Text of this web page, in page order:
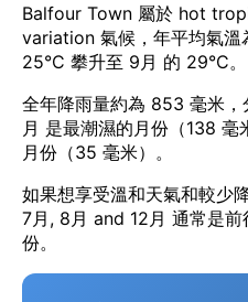
Balfour Town 屬於 hot
variation 氣候，年平均氣溫
25°C 攀升至 9月 的 29°C。
全年降雨量約為 853 毫米，
月 是最潮濕的月份（138
月份（35 毫米）。
如果想享受溫和天氣和較少
7月, 8月 and 12月 通常是
份。